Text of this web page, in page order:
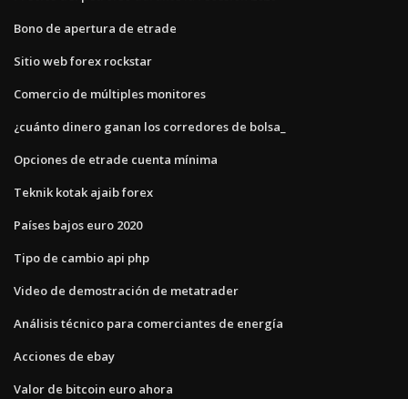
Bono de apertura de etrade
Sitio web forex rockstar
Comercio de múltiples monitores
¿cuánto dinero ganan los corredores de bolsa_
Opciones de etrade cuenta mínima
Teknik kotak ajaib forex
Países bajos euro 2020
Tipo de cambio api php
Video de demostración de metatrader
Análisis técnico para comerciantes de energía
Acciones de ebay
Valor de bitcoin euro ahora